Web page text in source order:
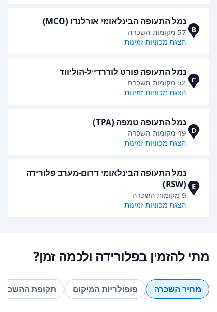
B
נמל התעופה הבינלאומי אורלנדו (MCO)
57 מקומות השכרה
הצגת מכוניות זמינות
C
נמל התעופה פורט לודרדייל-הוליווד
52 מקומות השכרה
הצגת מכוניות זמינות
D
נמל התעופה טמפה (TPA)
49 מקומות השכרה
הצגת מכוניות זמינות
E
נמל התעופה הבינלאומי דרום-מערב פלורידה
(RSW)
9 מקומות השכרה
הצגת מכוניות זמינות
מתי להזמין בפלורידה ולכמה זמן?
מחיר השכרה פופולריות המיקום תקופת